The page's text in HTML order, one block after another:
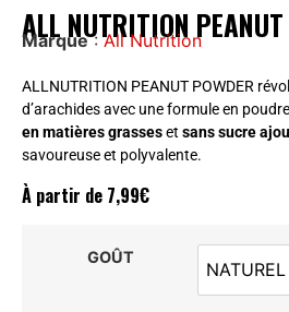
ALL NUTRITION PEANUT
Marque:All Nutrition
ALLNUTRITION PEANUT POWDER
d’arachides avec une formule en poudre
en matières grasseset sans sucre
savoureuse et polyvalente.
À partir de 7,99€
GOÛT
NATUREL